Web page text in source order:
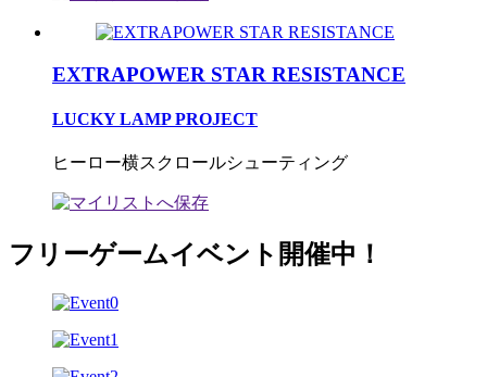
EXTRAPOWER STAR RESISTANCE
LUCKY LAMP PROJECT
ヒーロー横スクロールシューティング
フリーゲームイベント開催中！